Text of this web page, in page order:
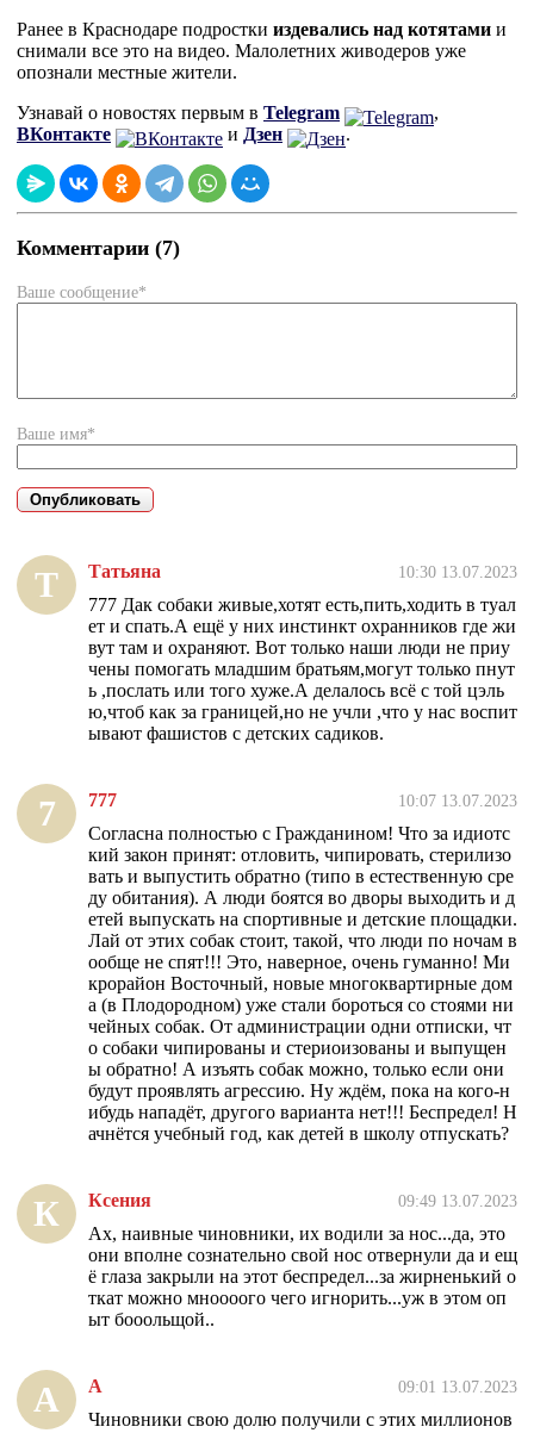
Ранее в Краснодаре подростки издевались над котятами и
снимали все это на видео. Малолетних живодеров уже
опознали местные жители.
Узнавай о новостях первым в Telegram
,
ВКонтакте
и Дзен .
Комментарии (7)
Ваше сообщение*
Ваше имя*
Т Татьяна 10:30 13.07.2023
777 Дак собаки живые,хотят есть,пить,ходить в туал
ет и спать.А ещё у них инстинкт охранников где жи
вут там и охраняют. Вот только наши люди не приу
чены помогать младшим братьям,могут только пнут
ь ,послать или того хуже.А делалось всё с той цэль
ю,чтоб как за границей,но не учли ,что у нас воспит
ывают фашистов с детских садиков.
7 777 10:07 13.07.2023
Согласна полностью с Гражданином! Что за идиотс
кий закон принят: отловить, чипировать, стерилизо
вать и выпустить обратно (типо в естественную сре
ду обитания). А люди боятся во дворы выходить и д
етей выпускать на спортивные и детские площадки.
Лай от этих собак стоит, такой, что люди по ночам в
ообще не спят!!! Это, наверное, очень гуманно! Ми
крорайон Восточный, новые многоквартирные дом
а (в Плодородном) уже стали бороться со стоями ни
чейных собак. От администрации одни отписки, чт
о собаки чипированы и стериоизованы и выпущен
ы обратно! А изъять собак можно, только если они
будут проявлять агрессию. Ну ждём, пока на кого-н
ибудь нападёт, другого варианта нет!!! Беспредел! Н
ачнётся учебный год, как детей в школу отпускать?
К Ксения 09:49 13.07.2023
Ах, наивные чиновники, их водили за нос...да, это
они вполне сознательно свой нос отвернули да и ещ
ё глаза закрыли на этот беспредел...за жирненький о
ткат можно мноооого чего игнорить...уж в этом оп
ыт бооольщой..
А А 09:01 13.07.2023
Чиновники свою долю получили с этих миллионов